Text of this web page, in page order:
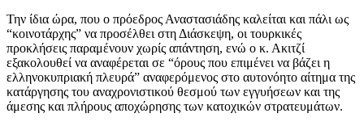
Την ίδια ώρα, που ο πρόεδρος Αναστασιάδης καλείται και πάλι ως
“κοινοτάρχης” να προσέλθει στη Διάσκεψη, οι τουρκικές
προκλήσεις παραμένουν χωρίς απάντηση, ενώ ο κ. Ακιτζί
εξακολουθεί να αναφέρεται σε “όρους που επιμένει να βάζει η
ελληνοκυπριακή πλευρά” αναφερόμενος στο αυτονόητο αίτημα της
κατάργησης του αναχρονιστικού θεσμού των εγγυήσεων και της
άμεσης και πλήρους αποχώρησης των κατοχικών στρατευμάτων.